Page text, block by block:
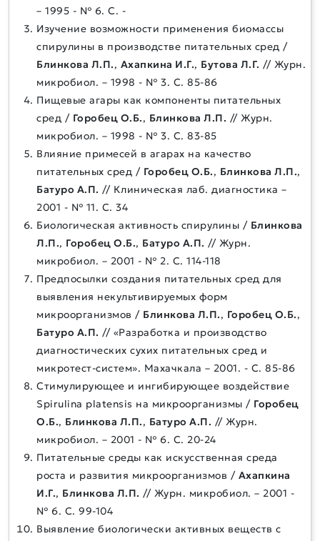
– 1995 - № 6. С. -
Изучение возможности применения биомассы
спирулины в производстве питательных сред /
Блинкова Л.П., Ахапкина И.Г., Бутова Л.Г. // Журн.
микробиол. – 1998 - № 3. С. 85-86
Пищевые агары как компоненты питательных
сред / Горобец О.Б., Блинкова Л.П. // Журн.
микробиол. – 1998 - № 3. С. 83-85
Влияние примесей в агарах на качество
питательных сред / Горобец О.Б., Блинкова Л.П.,
Батуро А.П. // Клиническая лаб. диагностика –
2001 - № 11. С. 34
Биологическая активность спирулины / Блинкова
Л.П., Горобец О.Б., Батуро А.П. // Журн.
микробиол. – 2001 - № 2. С. 114-118
Предпосылки создания питательных сред для
выявления некультивируемых форм
микроорганизмов / Блинкова Л.П., Горобец О.Б.,
Батуро А.П. // «Разработка и производство
диагностических сухих питательных сред и
микротест-систем». Махачкала – 2001. - С. 85-86
Стимулирующее и ингибирующее воздействие
Spirulina platensis на микроорганизмы / Горобец
О.Б., Блинкова Л.П., Батуро А.П. // Журн.
микробиол. – 2001 - № 6. С. 20-24
Питательные среды как искусственная среда
роста и развития микроорганизмов / Ахапкина
И.Г., Блинкова Л.П. // Журн. микробиол. – 2001 -
№ 6. С. 99-104
Выявление биологически активных веществ с